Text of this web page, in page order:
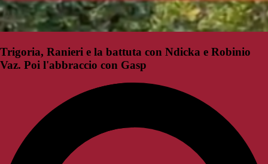
Trigoria, Ranieri e la battuta con Ndicka e Robinio
Vaz. Poi l'abbraccio con Gasp